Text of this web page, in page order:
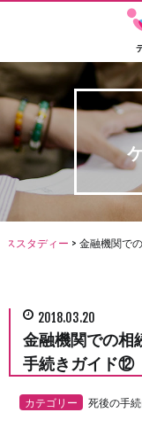
ススタディー > 金融機関で
2018.03.20
金融機関での
手続きガイド⑫
カテゴリー 死後の手